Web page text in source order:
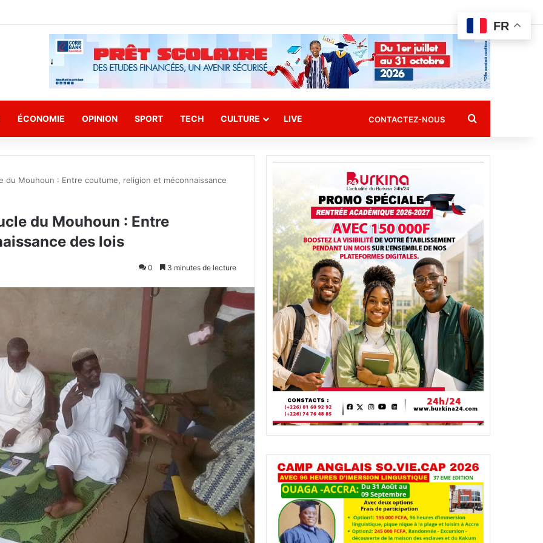
ÉCONOMIE OPINION SPORT TECH CULTURE LIVE CONTACTEZ-NOUS Rechercher
du Mouhoun : Entre coutume, religion et méconnaissance
du Mouhoun : Entre
des lois
0 3 minutes de lecture
FR